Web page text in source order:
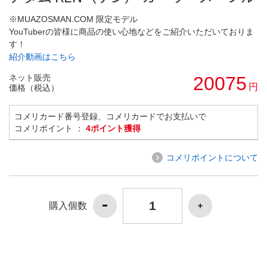
※MUAZOSMAN.COM 限定モデル
YouTuberの皆様に商品の使い心地などをご紹介いただいておりま
す！
紹介動画はこちら
ネット販売
価格（税込）
20075 円
コメリカード番号登録、コメリカードでお支払いで
コメリポイント ： 4ポイント獲得
コメリポイントについて
購入個数